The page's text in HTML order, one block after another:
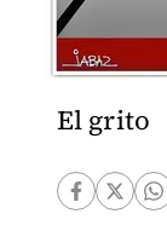
El grito